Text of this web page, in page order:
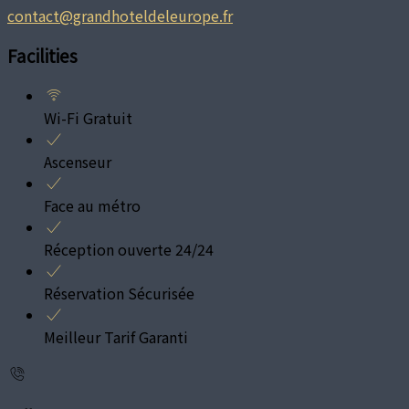
contact@grandhoteldeleurope.fr
Facilities
Wi-Fi Gratuit
Ascenseur
Face au métro
Réception ouverte 24/24
Réservation Sécurisée
Meilleur Tarif Garanti